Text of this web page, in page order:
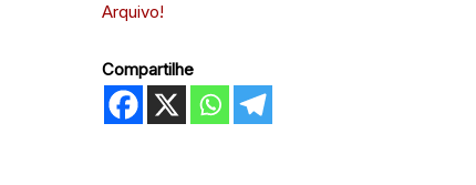
Arquivo!
Compartilhe